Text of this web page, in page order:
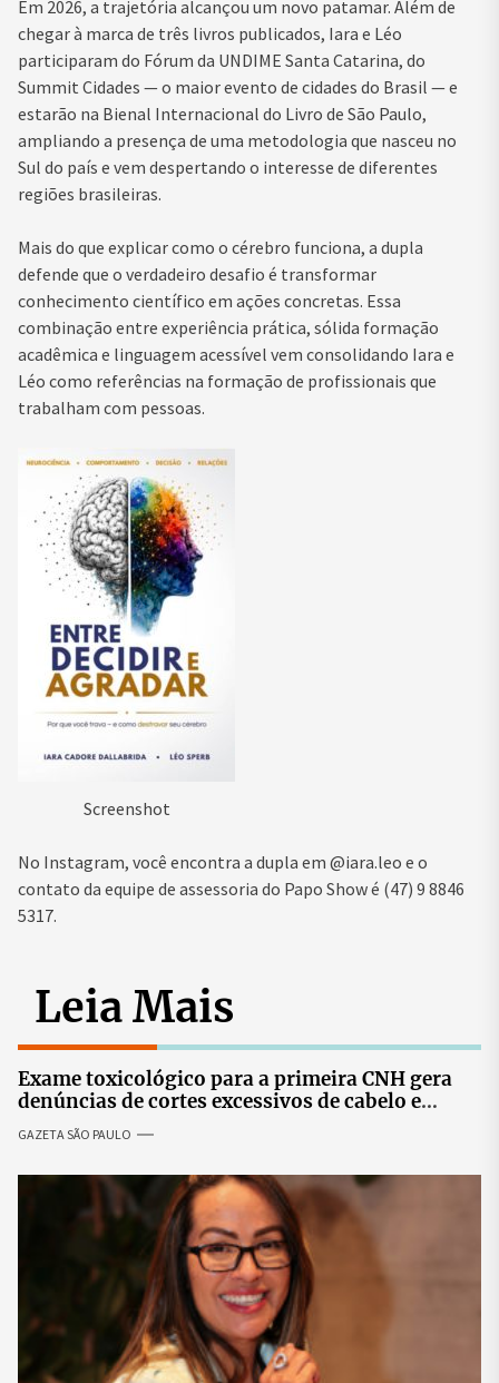
Em 2026, a trajetória alcançou um novo patamar. Além de
chegar à marca de três livros publicados, Iara e Léo
participaram do Fórum da UNDIME Santa Catarina, do
Summit Cidades — o maior evento de cidades do Brasil — e
estarão na Bienal Internacional do Livro de São Paulo,
ampliando a presença de uma metodologia que nasceu no
Sul do país e vem despertando o interesse de diferentes
regiões brasileiras.
Mais do que explicar como o cérebro funciona, a dupla
defende que o verdadeiro desafio é transformar
conhecimento científico em ações concretas. Essa
combinação entre experiência prática, sólida formação
acadêmica e linguagem acessível vem consolidando Iara e
Léo como referências na formação de profissionais que
trabalham com pessoas.
Screenshot
No Instagram, você encontra a dupla em @iara.leo e o
contato da equipe de assessoria do Papo Show é (47) 9 8846
5317.
Leia Mais
Exame toxicológico para a primeira CNH gera
denúncias de cortes excessivos de cabelo e
revolta entre candidatas
GAZETA SÃO PAULO